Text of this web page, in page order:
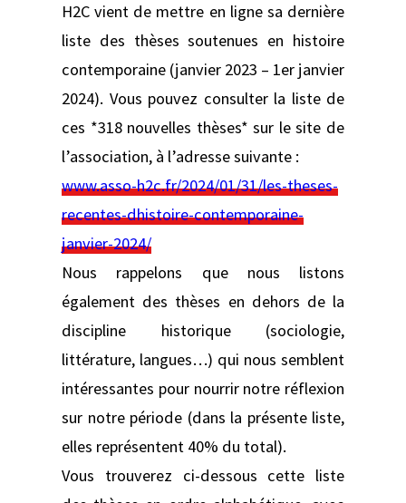
H2C vient de mettre en ligne sa dernière
liste des thèses soutenues en histoire
contemporaine (janvier 2023 – 1er janvier
2024). Vous pouvez consulter la liste de
ces *318 nouvelles thèses* sur le site de
l’association, à l’adresse suivante :
www.asso-h2c.fr/2024/01/31/les-theses-
recentes-dhistoire-contemporaine-
janvier-2024/
Nous rappelons que nous listons
également des thèses en dehors de la
discipline historique (sociologie,
littérature, langues…) qui nous semblent
intéressantes pour nourrir notre réflexion
sur notre période (dans la présente liste,
elles représentent 40% du total).
Vous trouverez ci-dessous cette liste